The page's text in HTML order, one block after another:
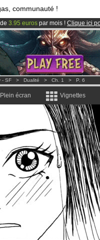
communauté !
3.95 euros par mois ! Clique ici
lancé!.
BDs & Mangas!
- SF > Dualité > Ch. 1 > P. 6
Plein écran Vignettes